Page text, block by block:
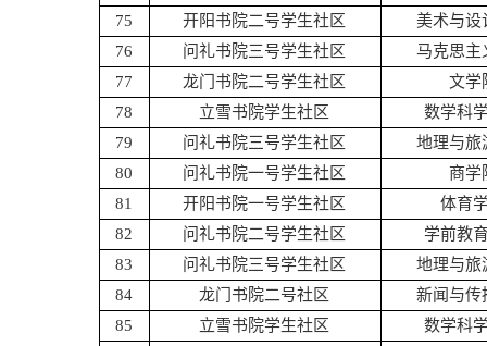
75
开阳书院二号学生社区
美术与设
76
问礼书院三号学生社区
马克思主
77
龙门书院二号学生社区
文学
78
立雪书院学生社区
数学科
79
问礼书院三号学生社区
地理与旅
80
问礼书院一号学生社区
商学
81
开阳书院一号学生社区
体育
82
问礼书院二号学生社区
学前教
83
问礼书院三号学生社区
地理与旅
84
龙门书院二号社区
新闻与传
85
立雪书院学生社区
数学科